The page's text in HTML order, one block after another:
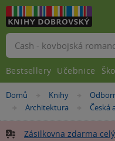
Nacházíte
Domů »Knihy »
»Architektura »
Česká
Zásilkovna zdarma
Vyhledávání
Bestsellery Učebnice